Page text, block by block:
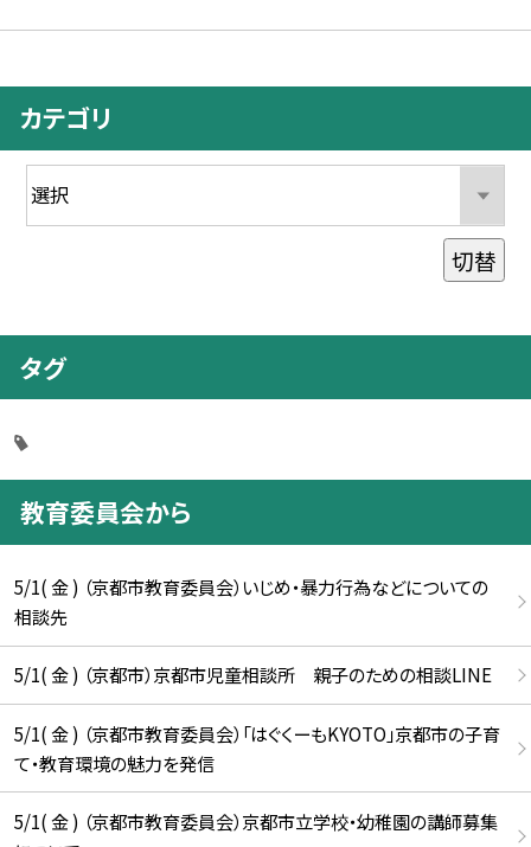
カテゴリ
切替
タグ
教育委員会から
5/1( 金 ) （京都市教育委員会）いじめ・暴力行為などについての
相談先
5/1( 金 ) （京都市）京都市児童相談所 親子のための相談LINE
5/1( 金 ) （京都市教育委員会）「はぐくーもKYOTO」京都市の子育
て・教育環境の魅力を発信
5/1( 金 ) （京都市教育委員会）京都市立学校・幼稚園の講師募集